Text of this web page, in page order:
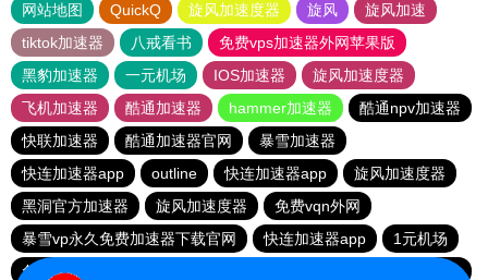
网站地图 QuickQ 旋风加速度器 旋风
旋风加速
tiktok加速器
八戒看书
免费vps加速器外网苹果版
黑豹加速器
一元机场 IOS加速器
旋风加速度器
飞机加速器
酷通加速器 hammer加速器
酷通npv加速器
快联加速器
酷通加速器官网
暴雪加速器
快连加速器app
outline 快连加速器app
旋风加速度器
黑洞官方加速器
旋风加速度器
免费vqn外网
暴雪vp永久免费加速器下载官网
快连加速器app
1元机场
免费VP加速器
outline